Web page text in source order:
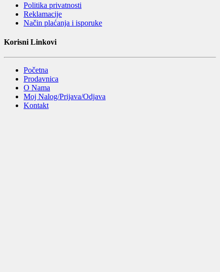
Politika privatnosti
Reklamacije
Način plaćanja i isporuke
Korisni Linkovi
Početna
Prodavnica
O Nama
Moj Nalog/Prijava/Odjava
Kontakt